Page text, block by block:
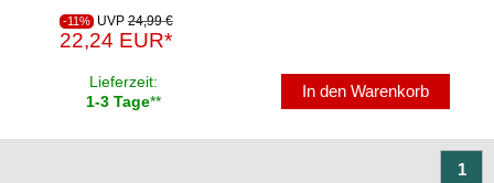
Freisprechadapter
Handyhalterungen
-11% UVP 24,99 €
22,24 EUR*
Lieferzeit:
1-3 Tage**
In den Warenkorb
1